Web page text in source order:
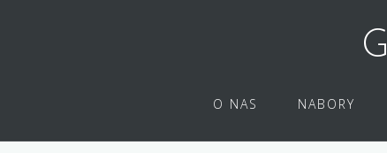
O NAS NABORY